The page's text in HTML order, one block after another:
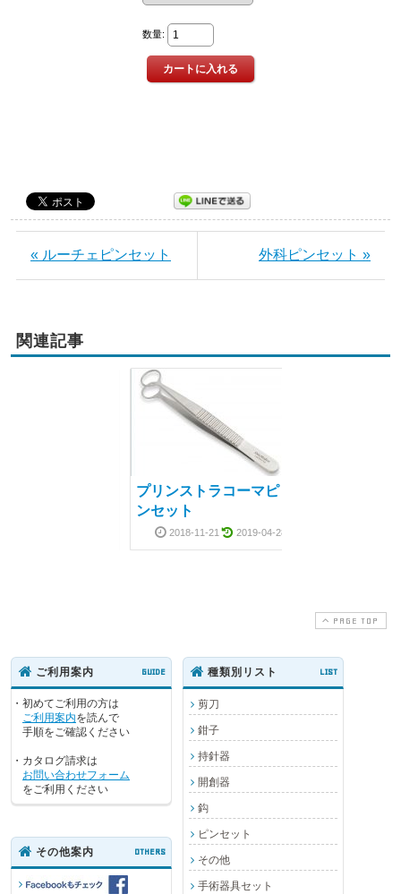
« ルーチェピンセット 外科ピンセット »
関連記事
プリンストラコーマピ
ンセット
2018-11-21 2019-04-28
トラコーマピ
ト
11-21 2019-04-28
PAGE TOP
ご利用案内 GUIDE
・初めてご利用の方は
ご利用案内を読んで
手順をご確認ください
・カタログ請求は
お問い合わせフォーム
をご利用ください
種類別リスト LIST
剪刀
鉗子
持針器
開創器
鈎
ピンセット
その他
手術器具セット
その他案内 OTHERS